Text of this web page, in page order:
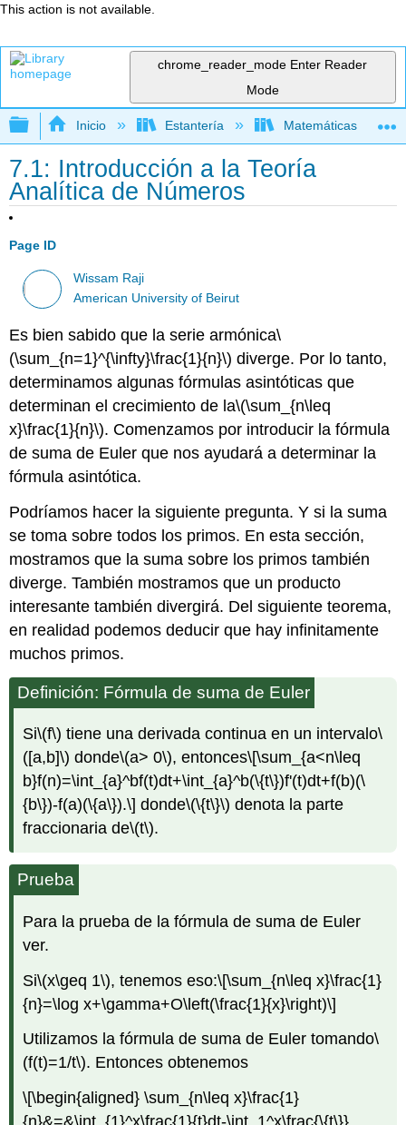
This action is not available.
chrome_reader_mode Enter Reader
Mode
Expandir/contraer jerarquía global
Inicio Estantería Matemáticas
7.1: Introducción a la Teoría
Analítica de Números
Page ID
Wissam Raji
American University of Beirut
Es bien sabido que la serie armónica\
(\sum_{n=1}^{\infty}\frac{1}{n}\) diverge. Por lo tanto,
determinamos algunas fórmulas asintóticas que
determinan el crecimiento de la\(\sum_{n\leq
x}\frac{1}{n}\). Comenzamos por introducir la fórmula
de suma de Euler que nos ayudará a determinar la
fórmula asintótica.
Podríamos hacer la siguiente pregunta. Y si la suma
se toma sobre todos los primos. En esta sección,
mostramos que la suma sobre los primos también
diverge. También mostramos que un producto
interesante también divergirá. Del siguiente teorema,
en realidad podemos deducir que hay infinitamente
muchos primos.
Definición: Fórmula de suma de Euler
Si\(f\) tiene una derivada continua en un intervalo\
([a,b]\) donde\(a> 0\), entonces\[\sum_{a<n\leq
b}f(n)=\int_{a}^bf(t)dt+\int_{a}^b(\{t\})f'(t)dt+f(b)(\
{b\})-f(a)(\{a\}).\] donde\(\{t\}\) denota la parte
fraccionaria de\(t\).
Prueba
Para la prueba de la fórmula de suma de Euler
ver.
Si\(x\geq 1\), tenemos eso:\[\sum_{n\leq x}\frac{1}
{n}=\log x+\gamma+O\left(\frac{1}{x}\right)\]
Utilizamos la fórmula de suma de Euler tomando\
(f(t)=1/t\). Entonces obtenemos
\[\begin{aligned} \sum_{n\leq x}\frac{1}